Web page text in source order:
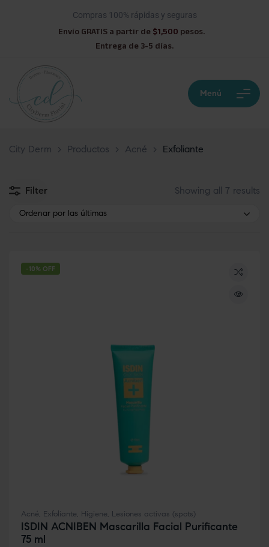
Compras 100% rápidas y seguras
Envío GRATIS a partir de $1,500 pesos.
Entrega de 3-5 días.
Menú
City Derm > Productos > Acné > Exfoliante
Filter Showing all 7 results
Ordenar por las últimas
-10% OFF
Acné, Exfoliante, Higiene, Lesiones activas (spots)
ISDIN ACNIBEN Mascarilla Facial Purificante
75 ml